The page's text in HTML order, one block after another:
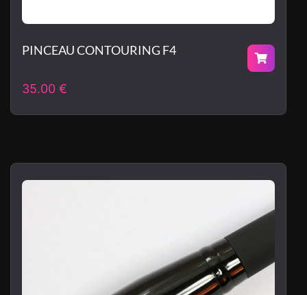
PINCEAU CONTOURING F4
35.00 €